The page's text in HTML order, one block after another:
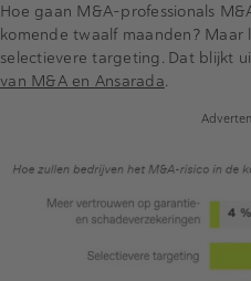
Hoe gaan M&A-professionals
komende twaalf maanden?
selectievere targeting. Dat blijkt
van M&A en Ansarada.